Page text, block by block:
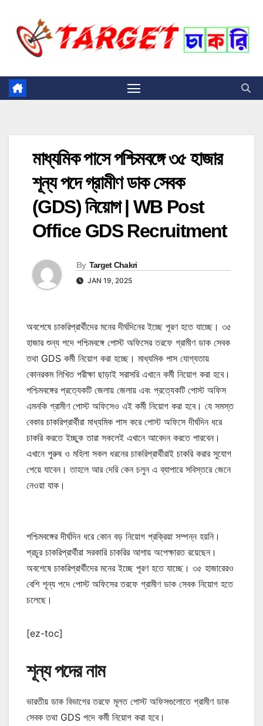
content
মাধ্যমিক পাসে পশ্চিমবঙ্গে ৩৫ হাজার
শূন্য পদে গ্রামীণ ডাক সেবক
(GDS) নিয়োগ | WB Post
Office GDS Recruitment
By Target Chakri
JAN 19, 2025
অবশেষে চাকরিপ্রার্থীদের মনের দীর্ঘদিনের ইচ্ছে পূরণ হতে যাচ্ছে। ৩৫
হাজার শুন্য পদে পশ্চিমবঙ্গে পোস্ট অফিসের তরফে গ্রামীণ ডাক সেবক
তথা GDS কর্মী নিয়োগ করা হচ্ছে। মাধ্যমিক পাস যোগ্যতায়
কোনরকম লিখিত পরীক্ষা ছাড়াই সরাসরি এখানে কর্মী নিয়োগ করা হবে।
পশ্চিমবঙ্গের প্রত্যেকটি জেলায় জেলায় এবং প্রত্যেকটি পোস্ট অফিস
এমনকি গ্রামীণ পোস্ট অফিসেও এই কর্মী নিয়োগ করা হবে। যে সমস্ত
বেকার চাকরিপ্রার্থীরা মাধ্যমিক পাস করে পোস্ট অফিসে দীর্ঘদিন ধরে
চাকরি করতে ইচ্ছুক তারা সকলেই এখানে আবেদন করতে পারবেন।
এখানে পুরুষ ও মহিলা সকল ধরনের চাকরিপ্রার্থীরাই চাকরি করার সুযোগ
পেয়ে যাবেন। তাহলে আর দেরি কেন চলুন এ ব্যাপারে সবিস্তরে জেনে
নেওয়া যাক।
পশ্চিমবঙ্গের দীর্ঘদিন ধরে কোন বড় নিয়োগ প্রক্রিয়া সম্পন্ন হয়নি।
প্রচুর চাকরিপ্রার্থীরা সরকারি চাকরির আশায় অপেক্ষারত রয়েছেন।
অবশেষে চাকরিপ্রার্থীদের মনের ইচ্ছে পূরণ হতে যাচ্ছে। ৩৫ হাজারেরও
বেশি শূন্য পদে পোস্ট অফিসের তরফে গ্রামীণ ডাক সেবক নিয়োগ হতে
চলেছে।
[ez-toc]
শূন্য পদের নাম
ভারতীয় ডাক বিভাগের তরফে মূলত পোস্ট অফিসগুলোতে গ্রামীণ ডাক
সেবক তথা GDS পদে কর্মী নিয়োগ করা হবে।